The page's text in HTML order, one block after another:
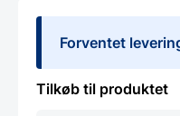
Forventet
Tilkøb til produktet